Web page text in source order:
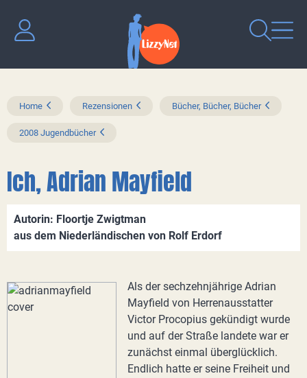
Home Rezensionen Bücher, Bücher, Bücher
2008 Jugendbücher
Ich, Adrian Mayfield
Autorin: Floortje Zwigtman
aus dem Niederländischen von Rolf Erdorf
Als der sechzehnjährige Adrian
Mayfield von Herrenausstatter
Victor Procopius gekündigt wurde
und auf der Straße landete war er
zunächst einmal überglücklich.
Endlich hatte er seine Freiheit und